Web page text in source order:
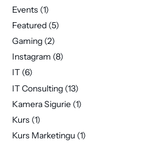
Events (1)
Featured (5)
Gaming (2)
Instagram (8)
IT (6)
IT Consulting (13)
Kamera Sigurie (1)
Kurs (1)
Kurs Marketingu (1)